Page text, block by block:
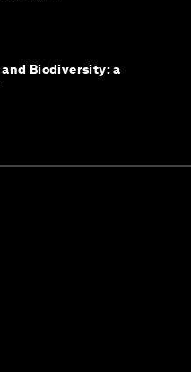
Biodiversity: a